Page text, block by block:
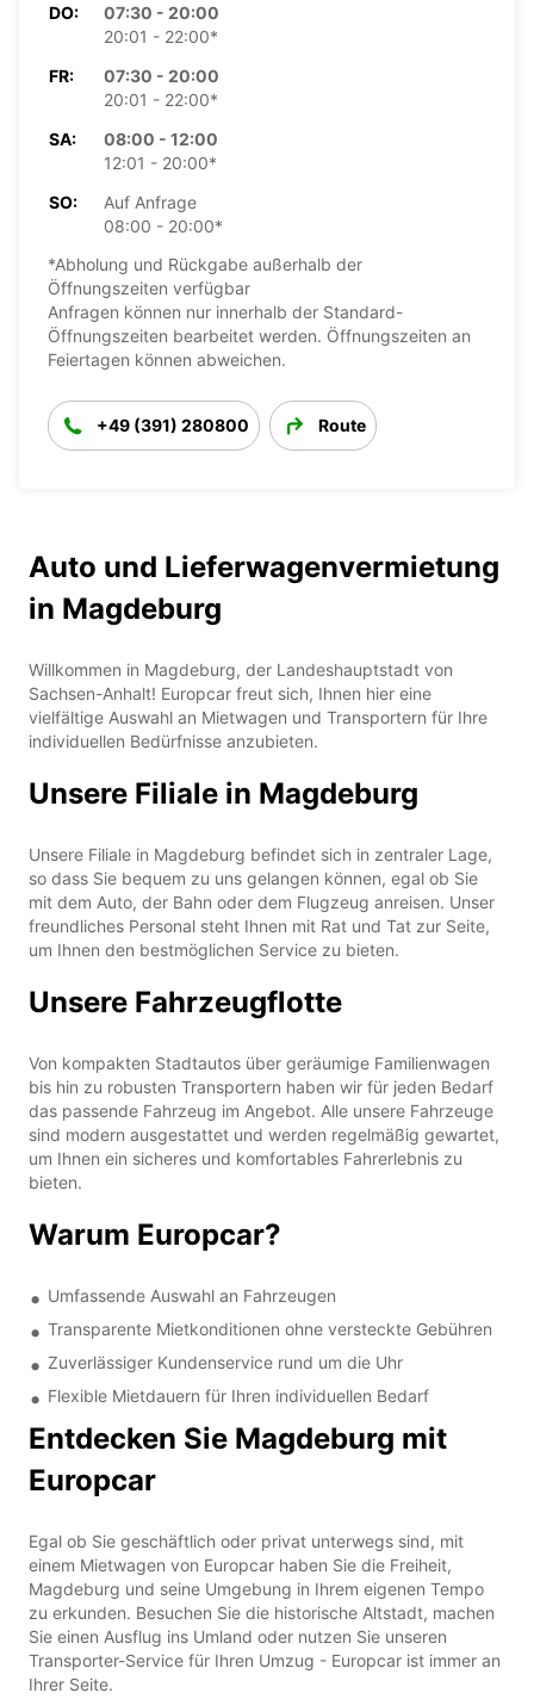
DO:
07:30 - 20:00
20:01 - 22:00*
FR:
07:30 - 20:00
20:01 - 22:00*
SA:
08:00 - 12:00
12:01 - 20:00*
SO:
Auf Anfrage
08:00 - 20:00*
*Abholung und Rückgabe außerhalb der
Öffnungszeiten verfügbar
Anfragen können nur innerhalb der Standard-
Öffnungszeiten bearbeitet werden. Öffnungszeiten an
Feiertagen können abweichen.
+49 (391) 280800 Route
Auto und Lieferwagenvermietung
in Magdeburg
Willkommen in Magdeburg, der Landeshauptstadt von
Sachsen-Anhalt! Europcar freut sich, Ihnen hier eine
vielfältige Auswahl an Mietwagen und Transportern für Ihre
individuellen Bedürfnisse anzubieten.
Unsere Filiale in Magdeburg
Unsere Filiale in Magdeburg befindet sich in zentraler Lage,
so dass Sie bequem zu uns gelangen können, egal ob Sie
mit dem Auto, der Bahn oder dem Flugzeug anreisen. Unser
freundliches Personal steht Ihnen mit Rat und Tat zur Seite,
um Ihnen den bestmöglichen Service zu bieten.
Unsere Fahrzeugflotte
Von kompakten Stadtautos über geräumige Familienwagen
bis hin zu robusten Transportern haben wir für jeden Bedarf
das passende Fahrzeug im Angebot. Alle unsere Fahrzeuge
sind modern ausgestattet und werden regelmäßig gewartet,
um Ihnen ein sicheres und komfortables Fahrerlebnis zu
bieten.
Warum Europcar?
Umfassende Auswahl an Fahrzeugen
Transparente Mietkonditionen ohne versteckte Gebühren
Zuverlässiger Kundenservice rund um die Uhr
Flexible Mietdauern für Ihren individuellen Bedarf
Entdecken Sie Magdeburg mit
Europcar
Egal ob Sie geschäftlich oder privat unterwegs sind, mit
einem Mietwagen von Europcar haben Sie die Freiheit,
Magdeburg und seine Umgebung in Ihrem eigenen Tempo
zu erkunden. Besuchen Sie die historische Altstadt, machen
Sie einen Ausflug ins Umland oder nutzen Sie unseren
Transporter-Service für Ihren Umzug - Europcar ist immer an
Ihrer Seite.